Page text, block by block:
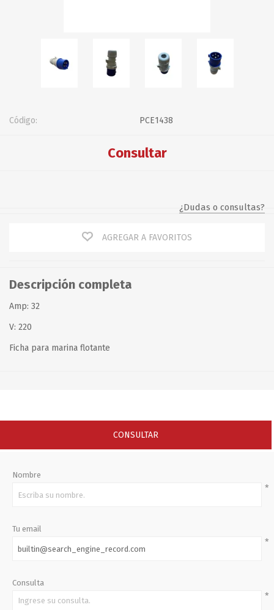
Código: PCE1438
Consultar
¿Dudas o consultas?
AGREGAR A FAVORITOS
Descripción completa
Amp: 32
V: 220
Ficha para marina flotante
CONSULTAR
Nombre
*
Tu email
*
Consulta
*